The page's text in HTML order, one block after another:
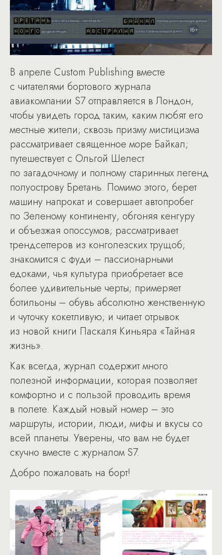
В апреле Custom Publishing вместе
с читателями бортового журнала
авиакомпании S7 отправляется в Лондон,
чтобы увидеть город таким, каким любят его
местные жители; сквозь призму мистицизма
рассматривает священное море Байкал;
путешествует с Ольгой Шелест
по загадочному и полному старинных легенд
полуострову Бретань. Помимо этого, берет
машину напрокат и совершает автопробег
по Зеленому континенту, обгоняя кенгуру
и объезжая опоссумов; рассматривает
трендсеттеров из конголезских трущоб;
знакомится с фуди – пассионарными
едоками, чья культура приобретает все
более удивительные черты; примеряет
ботильоны – обувь абсолютно женственную
и чуточку кокетливую; и читает отрывок
из новой книги Паскаля Киньяра «Тайная
жизнь».
Как всегда, журнал содержит много
полезной информации, которая позволяет
комфортно и с пользой проводить время
в полете. Каждый новый номер – это
маршруты, истории, люди, мифы и вкусы со
всей планеты. Уверены, что вам не будет
скучно вместе с журналом S7.
Добро пожаловать на борт!